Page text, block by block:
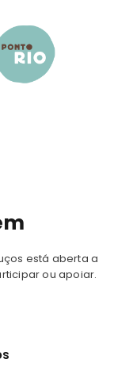
está aberta a
ou apoiar.